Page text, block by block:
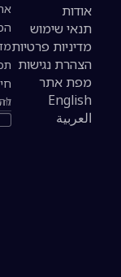
אודות
תנאי שימוש
מדיניות פרטיות
הצהרת נגישות
מפת אתר
English
العربية